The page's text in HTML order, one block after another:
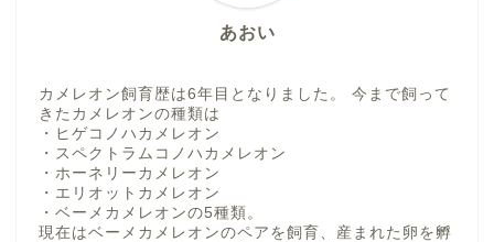
あおい
カメレオン飼育歴は6年目となりました。 今まで飼って
きたカメレオンの種類は
・ヒゲコノハカメレオン
・スペクトラムコノハカメレオン
・ホーネリーカメレオン
・エリオットカメレオン
・ベーメカメレオンの5種類。
現在はベーメカメレオンのペアを飼育、産まれた卵を孵